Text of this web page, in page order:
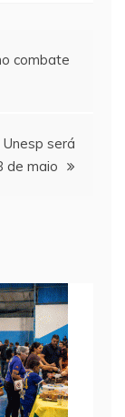
combate
será
de maio